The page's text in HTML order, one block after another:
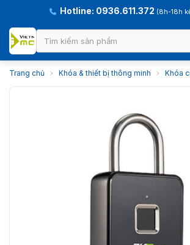
Hotline: 0936.611.372 (8h-18h
Trang chủ › Khóa & thiết bị thông minh › Khóa